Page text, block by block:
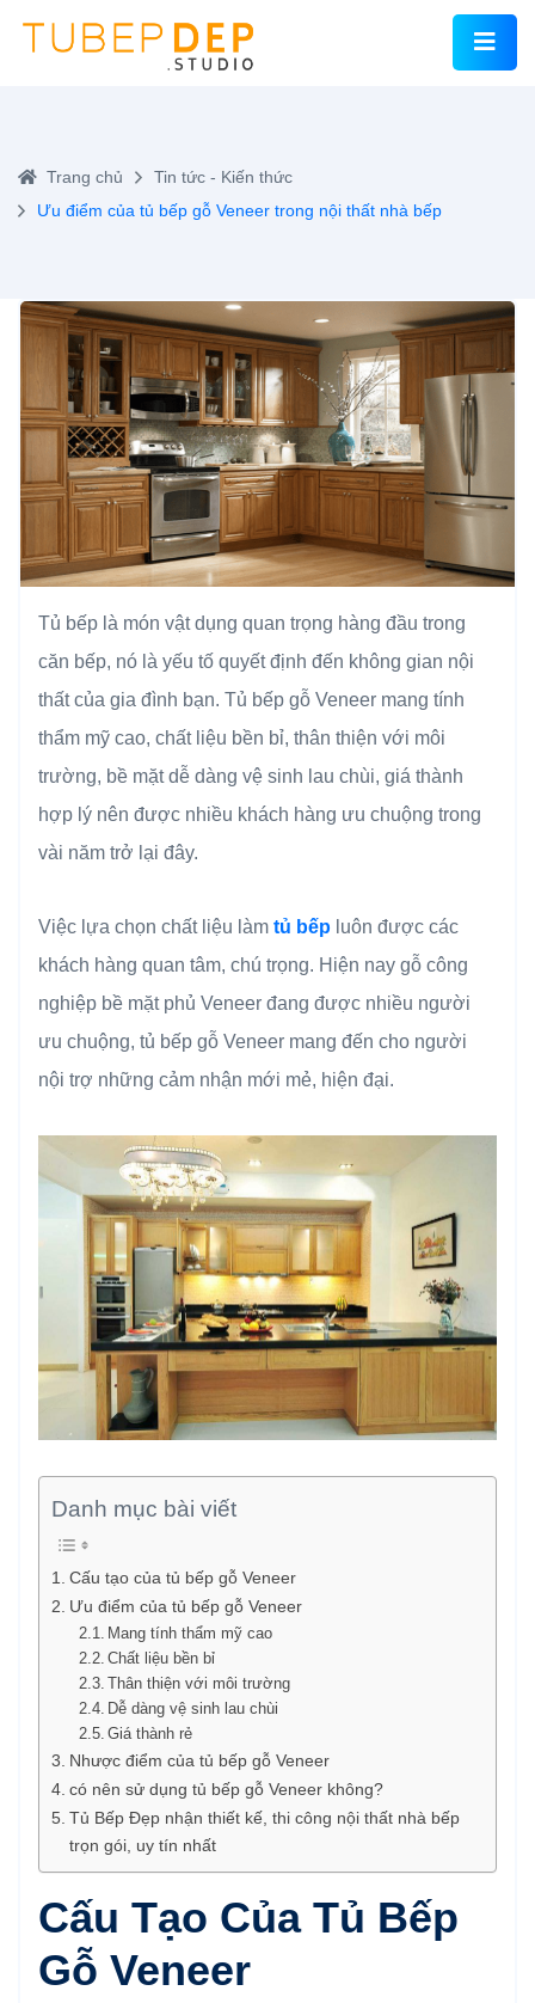
Trang chủ
Tin tức - Kiến thức
Ưu điểm của tủ bếp gỗ Veneer trong nội thất nhà bếp
Tủ bếp là món vật dụng quan trọng hàng đầu trong
căn bếp, nó là yếu tố quyết định đến không gian nội
thất của gia đình bạn. Tủ bếp gỗ Veneer mang tính
thẩm mỹ cao, chất liệu bền bỉ, thân thiện với môi
trường, bề mặt dễ dàng vệ sinh lau chùi, giá thành
hợp lý nên được nhiều khách hàng ưu chuộng trong
vài năm trở lại đây.
Việc lựa chọn chất liệu làm tủ bếp luôn được các
khách hàng quan tâm, chú trọng. Hiện nay gỗ công
nghiệp bề mặt phủ Veneer đang được nhiều người
ưu chuộng, tủ bếp gỗ Veneer mang đến cho người
nội trợ những cảm nhận mới mẻ, hiện đại.
Danh mục bài viết
Cấu tạo của tủ bếp gỗ Veneer
Ưu điểm của tủ bếp gỗ Veneer
Mang tính thẩm mỹ cao
Chất liệu bền bỉ
Thân thiện với môi trường
Dễ dàng vệ sinh lau chùi
Giá thành rẻ
Nhược điểm của tủ bếp gỗ Veneer
có nên sử dụng tủ bếp gỗ Veneer không?
Tủ Bếp Đẹp nhận thiết kế, thi công nội thất nhà bếp
trọn gói, uy tín nhất
Cấu Tạo Của Tủ Bếp
Gỗ Veneer